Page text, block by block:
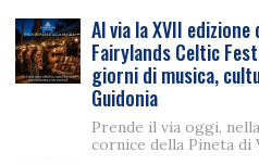
Al via la XVII edizione
Fairylands Celtic
giorni di musica,
Guidonia
Prende il via oggi,
cornice della Pineta di